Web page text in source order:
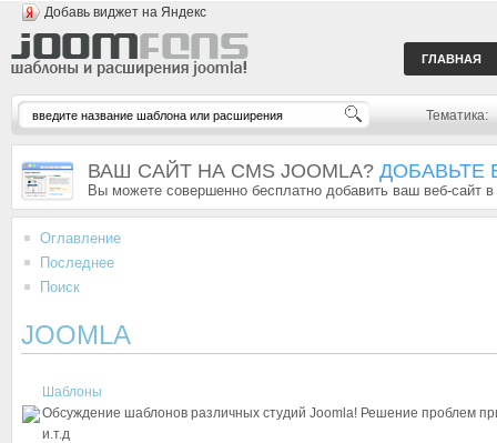
Добавь виджет на Яндекс
ГЛАВНАЯ
Тематика:
ВАШ САЙТ НА CMS JOOMLA? ДОБАВЬТЕ
Вы можете совершенно бесплатно добавить ваш веб-сайт
Оглавление
Последнее
Поиск
JOOMLA
Шаблоны
Обсуждение шаблонов различных студий Joomla! Решение проблем
и.т.д